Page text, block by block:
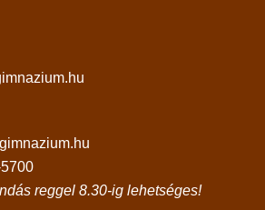
reggel 8.30-ig lehetséges!